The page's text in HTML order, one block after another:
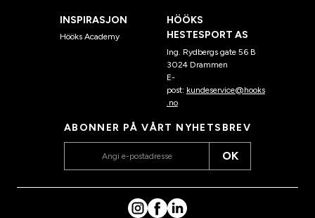
INSPIRASJON
Hööks Academy
HÖÖKS
HESTESPORT AS
Ing. Rydbergs gate 56 B
3024 Drammen
E-
post: kundeservice@hooks
.no
ABONNER PÅ VÅRT NYHETSBREV
OK